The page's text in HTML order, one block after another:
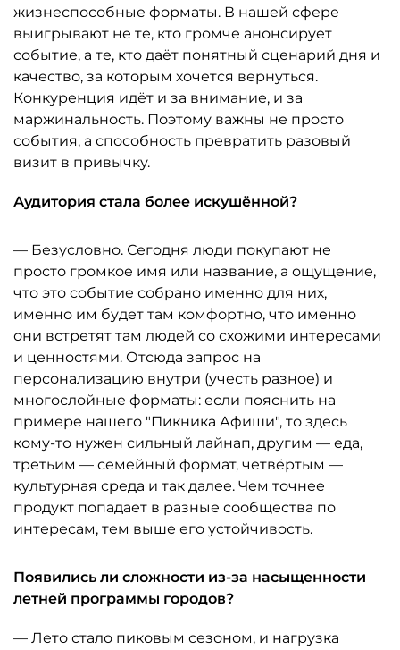
жизнеспособные форматы. В нашей сфере
выигрывают не те, кто громче анонсирует
событие, а те, кто даёт понятный сценарий дня и
качество, за которым хочется вернуться.
Конкуренция идёт и за внимание, и за
маржинальность. Поэтому важны не просто
события, а способность превратить разовый
визит в привычку.
Аудитория стала более искушённой?
— Безусловно. Сегодня люди покупают не
просто громкое имя или название, а ощущение,
что это событие собрано именно для них,
именно им будет там комфортно, что именно
они встретят там людей со схожими интересами
и ценностями. Отсюда запрос на
персонализацию внутри (учесть разное) и
многослойные форматы: если пояснить на
примере нашего "Пикника Афиши", то здесь
кому-то нужен сильный лайнап, другим — еда,
третьим — семейный формат, четвёртым —
культурная среда и так далее. Чем точнее
продукт попадает в разные сообщества по
интересам, тем выше его устойчивость.
Появились ли сложности из-за насыщенности
летней программы городов?
— Лето стало пиковым сезоном, и нагрузка